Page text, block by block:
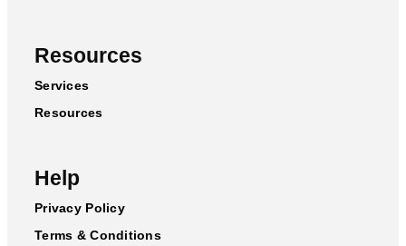
Resources
Services
Resources
Help
Privacy Policy
Terms & Conditions